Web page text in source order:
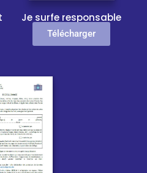
Je surfe responsable
Télécharger